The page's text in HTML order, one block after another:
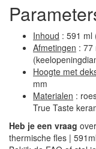
Inhoud : 591 ml
Afmetingen : 77
Hoogte met
mm
Materialen :
True Taste
Heb je een vraag
thermische fles |